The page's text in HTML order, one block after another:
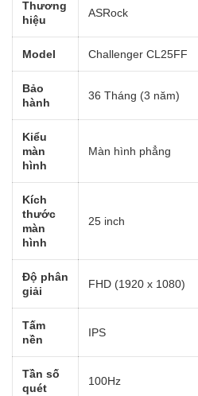
Thương
hiệu
ASRock
Model Challenger CL25FF
Bảo
hành
36 Tháng (3 năm)
Kiểu
màn
hình
Màn hình phẳng
Kích
thước
màn
hình
25 inch
Độ phân
giải
FHD (1920 x 1080)
Tấm
nền
IPS
Tần số
quét
100Hz